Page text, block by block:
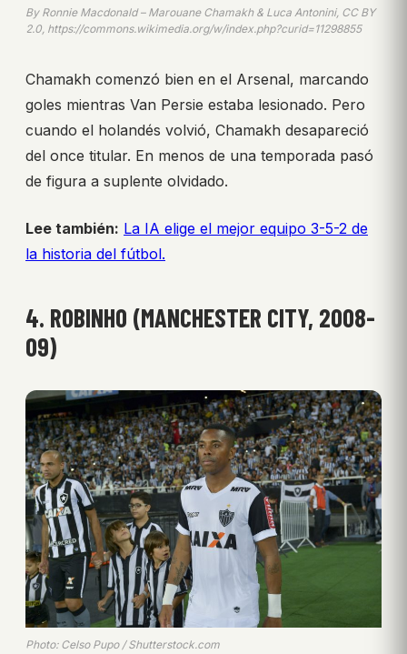
By Ronnie Macdonald – Marouane Chamakh & Luca Antonini, CC BY
2.0, https://commons.wikimedia.org/w/index.php?curid=11298855
Chamakh comenzó bien en el Arsenal, marcando
goles mientras Van Persie estaba lesionado. Pero
cuando el holandés volvió, Chamakh desapareció
del once titular. En menos de una temporada pasó
de figura a suplente olvidado.
Lee también: La IA elige el mejor equipo 3-5-2 de
la historia del fútbol.
4. ROBINHO (MANCHESTER CITY, 2008-
09)
Photo: Celso Pupo / Shutterstock.com